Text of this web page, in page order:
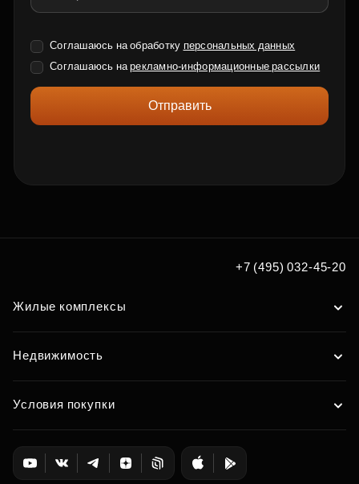
Соглашаюсь на обработку персональных данных
Соглашаюсь нарекламно-информационные рассылки
Отправить
+7 (495) 032-45-20
Жилые комплексы
Недвижимость
Условия покупки